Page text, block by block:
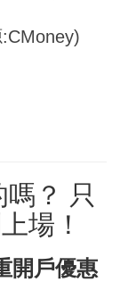
？ 只
場！
開戶優惠